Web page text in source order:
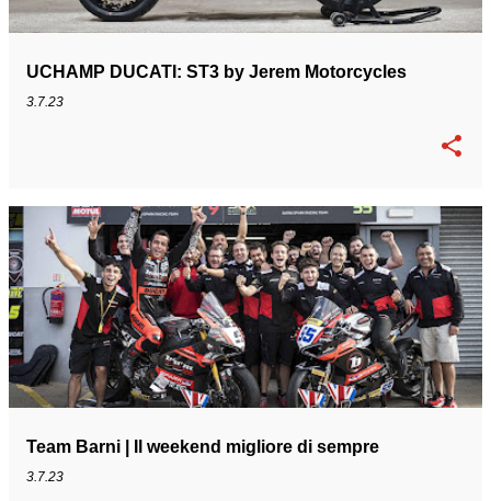
UCHAMP DUCATI: ST3 by Jerem Motorcycles
3.7.23
Team Barni | Il weekend migliore di sempre
3.7.23